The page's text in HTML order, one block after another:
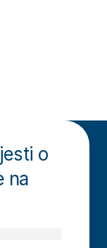
o
na